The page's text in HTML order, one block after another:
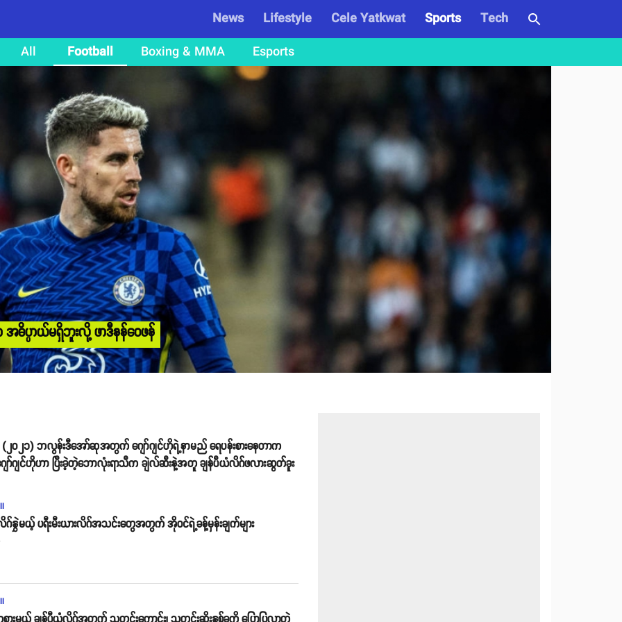
News Lifestyle Cele Yatkwat Sports
Tech
All
Football Boxing & MMA Esports
ဓိပ္ပာယ်မရှိဘူးလို့ ဖာဒီနန်ဝေဖန်
၀၂၁) ဘလွန်းဒီအော်ဆုအတွက် ဂျော်ဂျင်ဟိုရဲ့နာမည် ရေပန်းစားနေတာက
ဂျင်ဟိုဟာ ပြီးခဲ့တဲ့ဘောလုံးရာသီက ချဲလ်ဆီးနဲ့အတူ ချန်ပီယံလိဂ်ဖလားဆွတ်ခူး
ဂ်နွှဲမယ့် ပရီးမီးယားလိဂ်အသင်းတွေအတွက် အိုဝင်ရဲ့ခန့်မှန်းချက်များ